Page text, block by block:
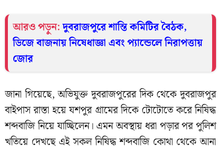
আরও পড়ুন:দুবরাজপুরে শান্তি কমিটির বৈঠক,
ডিজে বাজনায় নিষেধাজ্ঞা এবং প্যান্ডেলে নিরাপত্তায়
জোর
জানা গিয়েছে, অভিযুক্ত দুবরাজপুরের দিক থেকে দুবরাজপুর
বাইপাস রাস্তা হয়ে যশপুর গ্রামের দিকে টোটোতে করে নিষিদ্ধ
শব্দবাজি নিয়ে যাচ্ছিলেন। এমন অবস্থায় ধরা পড়ার পর পুলিশ
খতিয়ে দেখছে এই সকল নিষিদ্ধ শব্দবাজি কোথা থেকে আনা